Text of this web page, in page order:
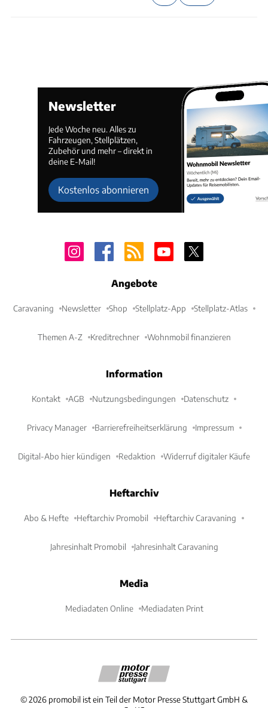
Newsletter
Jede Woche neu. Alles zu
Fahrzeugen, Stellplätzen,
Zubehör und mehr – direkt in
deine E-Mail!
Kostenlos abonnieren
Angebote
Caravaning Newsletter Shop Stellplatz-App Stellplatz-Atlas
Themen A-Z Kreditrechner Wohnmobil finanzieren
Information
Kontakt AGB Nutzungsbedingungen Datenschutz
Privacy Manager Barrierefreiheitserklärung Impressum
Digital-Abo hier kündigen Redaktion Widerruf digitaler Käufe
Heftarchiv
Abo & Hefte Heftarchiv Promobil Heftarchiv Caravaning
Jahresinhalt Promobil Jahresinhalt Caravaning
Media
Mediadaten Online Mediadaten Print
©2026 promobil ist ein Teil der Motor Presse Stuttgart GmbH &